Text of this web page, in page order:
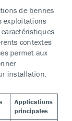
de bennes
exploitations
contextes
permet aux
installation.
Applications
principales